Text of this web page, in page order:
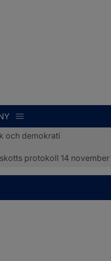
och demokrati
protokoll 14 november